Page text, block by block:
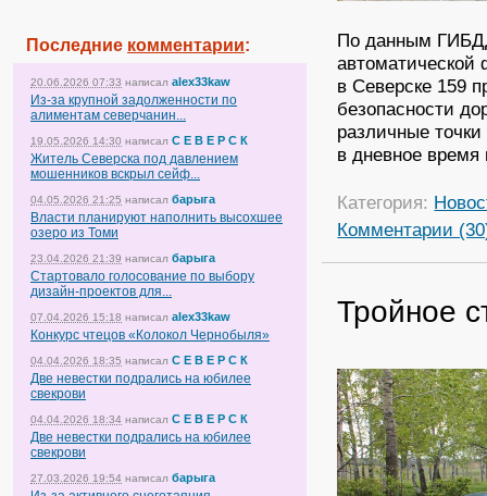
Последние комментарии:
20.06.2026 07:33 написал alex33kaw
Из-за крупной задолженности по
алиментам северчанин...
19.05.2026 14:30 написал С Е В Е Р С К
Житель Северска под давлением
мошенников вскрыл сейф...
04.05.2026 21:25 написал барыга
Власти планируют наполнить высохшее
озеро из Томи
23.04.2026 21:39 написал барыга
Стартовало голосование по выбору
дизайн-проектов для...
07.04.2026 15:18 написал alex33kaw
Конкурс чтецов «Колокол Чернобыля»
04.04.2026 18:35 написал С Е В Е Р С К
Две невестки подрались на юбилее
свекрови
04.04.2026 18:34 написал С Е В Е Р С К
Две невестки подрались на юбилее
свекрови
27.03.2026 19:54 написал барыга
По данным
в Северске 159
безопасности
различные
в дневное время
Категория:
Комментарии
Тройное